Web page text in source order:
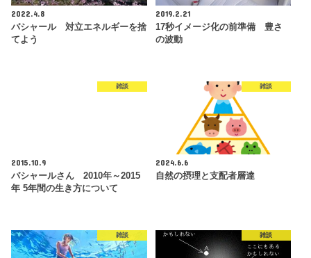
2022.4.8
バシャール 対立エネルギーを捨
てよう
2019.2.21
17秒イメージ化の前準備 豊さ
の波動
雑談
2015.10.9
バシャールさん 2010年～2015
年 5年間の生き方について
雑談
2024.6.6
自然の摂理と支配者層達
雑談 雑談